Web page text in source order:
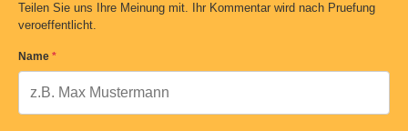
Teilen Sie uns Ihre Meinung mit. Ihr Kommentar wird nach Pruefung
veroeffentlicht.
Name *